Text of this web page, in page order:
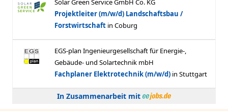
In Zusammenarbeit mit